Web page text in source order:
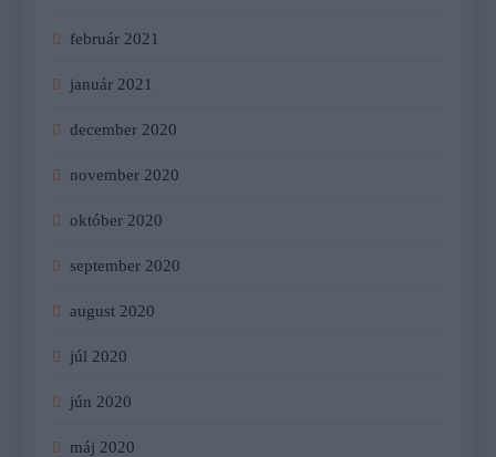
február 2021
január 2021
december 2020
november 2020
október 2020
september 2020
august 2020
júl 2020
jún 2020
máj 2020